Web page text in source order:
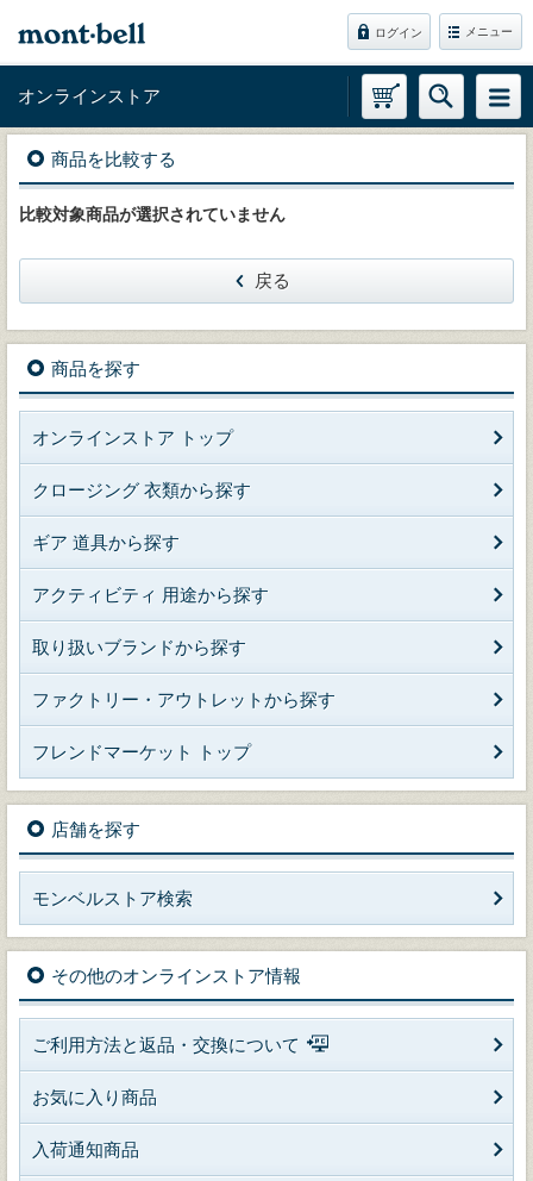
ログイン メニュー
オンラインストア
商品を比較する
比較対象商品が選択されていません
戻る
商品を探す
オンラインストア トップ
クロージング 衣類から探す
ギア 道具から探す
アクティビティ 用途から探す
取り扱いブランドから探す
ファクトリー・アウトレットから探す
フレンドマーケット トップ
店舗を探す
モンベルストア検索
その他のオンラインストア情報
ご利用方法と返品・交換について
お気に入り商品
入荷通知商品